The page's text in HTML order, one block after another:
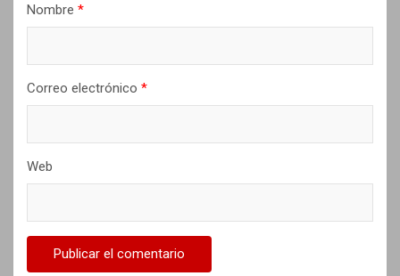
Nombre *
Correo electrónico *
Web